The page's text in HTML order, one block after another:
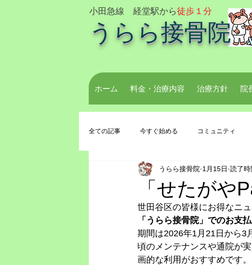
小田急線 経堂駅から徒歩１分
うらら接骨院
ホーム 料金・治療内容 治療方針 院
全ての記事 今すぐ始める コミュニティ
「せたがや
うらら接骨院 1月15日 読了
世田谷区の皆様にお得なニ
「うらら接骨院」でのお支
期間は2026年1月21日から3
頃のメンテナンスや通院が
画的な利用がおすすめです